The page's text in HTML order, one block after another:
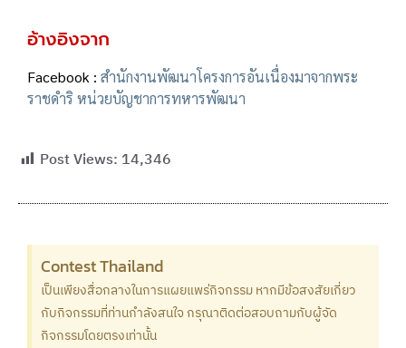
อ้างอิงจาก
Facebook : สำนักงานพัฒนาโครงการอันเนื่องมาจากพระ
ราชดำริ หน่วยบัญชาการทหารพัฒนา
Post Views: 14,346
Contest Thailand
เป็นเพียงสื่อกลางในการแผยแพร่กิจกรรม หากมีข้อสงสัยเกี่ยว
กับกิจกรรมที่ท่านกำลังสนใจ กรุณาติดต่อสอบถามกับผู้จัด
กิจกรรมโดยตรงเท่านั้น